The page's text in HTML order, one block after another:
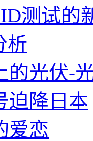
测试的
析
的光伏-
迫降日本
爱恋